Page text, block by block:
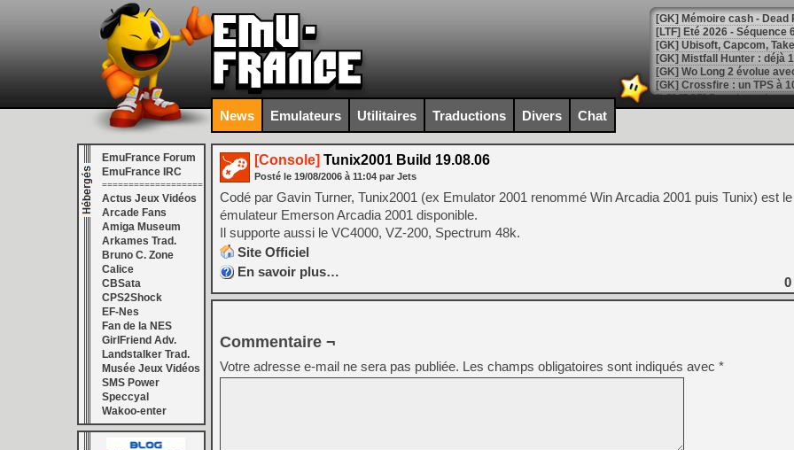
[LTF] Eté 2026 - Séquence
[GK] Mistfall Hunter : déjà
[GK] Wo Long 2 évolue
[GK] Crossfire : un TPS à
[LS] [PS5] Premiers
[Mo5] DOOM arrive en
[GK] Bethesda fête les 30
[GK] Roblox : l'action en
[GK] Agenda - GeForce
[GK] Devolver Digital en a
[LS] [PS5] ps5-y2jb-
[GK] Pourquoi Marvel
[GK] Test : Restory : Chill
[GK] GTA 6 : Rockstar
[GK] Hot Wheels Infinite
[GK] Mémoire cash -
[GK] Résultats Nintendo :
[GK] Déjà des
News Emulateurs Utilitaires Traductions Divers Chat
EmuFrance Forum
EmuFrance IRC
===================
Actus Jeux Vidéos
Arcade Fans
Amiga Museum
Arkames Trad.
Bruno C. Zone
Calice
CBSata
CPS2Shock
EF-Nes
Fan de la NES
GirlFriend Adv.
Landstalker Trad.
Musée Jeux Vidéos
SMS Power
Speccyal
Wakoo-enter
[Console] Tunix2001 Build 19.08.06
Posté le 19/08/2006 à 11:04 par Jets
Codé par Gavin Turner, Tunix2001 (ex Emulator 2001 renommé Win Arcadia 2001 puis Tunix) est
émulateur Emerson Arcadia 2001 disponible.
Il supporte aussi le VC4000, VZ-200, Spectrum 48k.
Site Officiel
En savoir plus…
0
Commentaire ¬
Votre adresse e-mail ne sera pas publiée. Les champs obligatoires sont indiqués avec *